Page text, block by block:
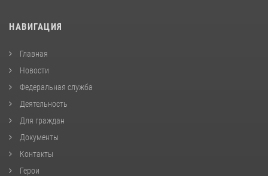
НАВИГАЦИЯ
Главная
Новости
Федеральная служба
Деятельность
Для граждан
Документы
Контакты
Герои